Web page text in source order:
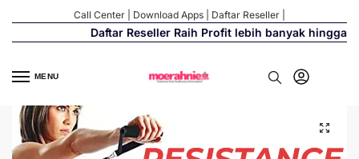
Call Center Download Apps Daftar Reseller
Daftar Reseller Raih Profit lebih banyak hingga
MENU